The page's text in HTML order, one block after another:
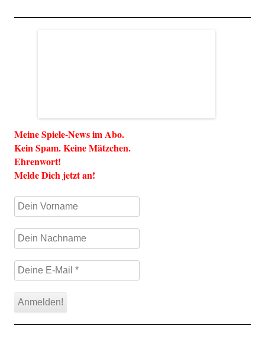
Meine Spiele-News im Abo.
Kein Spam. Keine Mätzchen.
Ehrenwort!
Melde Dich jetzt an!